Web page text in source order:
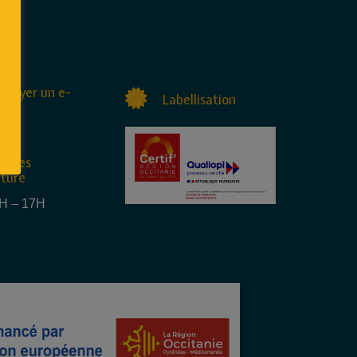
un e-
– 17H
Labellisation